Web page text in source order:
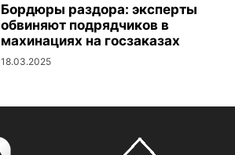
Бордюры раздора: эксперты
обвиняют подрядчиков в
махинациях на госзаказах
18.03.2025